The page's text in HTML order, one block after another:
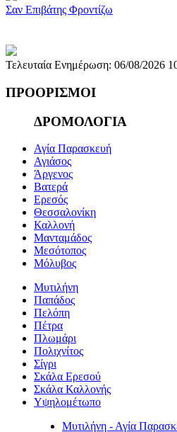
Σαν Επιβάτης Φροντίζω
Τελευταία Ενημέρωση: 06/08/2026
ΠΡΟΟΡΙΣΜΟΙ
ΔΡΟΜΟΛΟΓΙΑ
Αγία Παρασκευή
Αγιάσος
Άργενος
Βατερά
Ερεσός
Θεσσαλονίκη
Καλλονή
Μανταμάδος
Μεσότοπος
Μόλυβος
Μυτιλήνη
Παπάδος
Πελόπη
Πέτρα
Πλωμάρι
Πολιχνίτος
Σίγρι
Σκάλα Ερεσού
Σκάλα Καλλονής
Υψηλομέτωπο
Μυτιλήνη - Αγία